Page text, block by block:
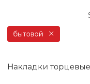
бытовой
Накладки